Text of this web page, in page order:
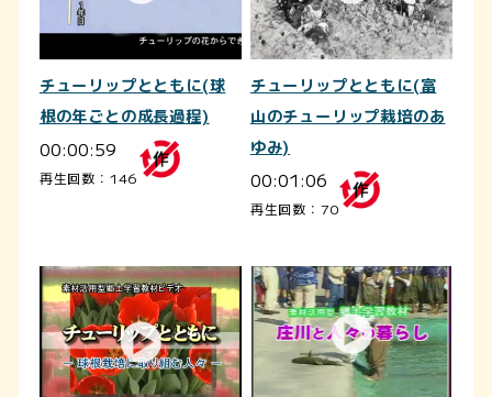
チューリップとともに(球
根の年ごとの成長過程)
00:00:59
再生回数：146
チューリップとともに(富
山のチューリップ栽培のあ
ゆみ)
00:01:06
再生回数：70